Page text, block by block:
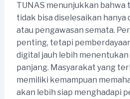
TUNAS menunjukkan bahwa
tidak bisa diselesaikan hanya
atau pengawasan semata.
penting, tetapi
digital jauh lebih menentukan
panjang. Masyarakat yang
memiliki kemampuan
akan lebih siap menghadapi